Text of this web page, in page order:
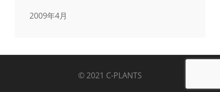
2009年4月
© 2021 C-PLANTS